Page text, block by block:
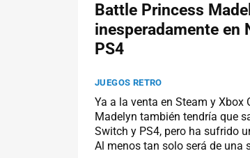
Battle Princess
inesperadamente en
PS4
JUEGOS RETRO
Ya a la venta en Steam y Xbox
Madelyn también tendría que
Switch y PS4, pero ha sufrido
Al menos tan solo será de una